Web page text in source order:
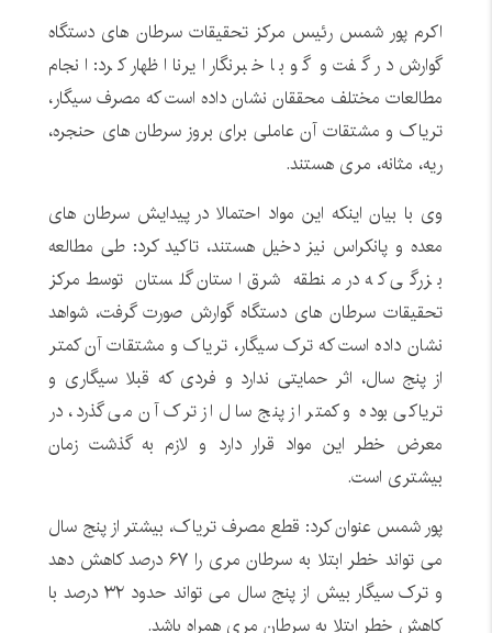
اکرم پور شمس رئیس مرکز تحقیقات سرطان های دستگاه
گوارش در گفت و گو با خبرنگار ایرنا اظهار کرد: انجام
مطالعات مختلف محققان نشان داده است که مصرف سیگار،
تریاک و مشتقات آن عاملی برای بروز سرطان های حنجره،
ریه، مثانه، مری هستند.
وی با بیان اینکه این مواد احتمالا در پیدایش سرطان های
معده و پانکراس نیز دخیل هستند، تاکید کرد: طی مطالعه
بزرگی که در منطقه شرق استان گلستان توسط مرکز
تحقیقات سرطان های دستگاه گوارش صورت گرفت، شواهد
نشان داده است که ترک سیگار، تریاک و مشتقات آن کمتر
از پنج سال، اثر حمایتی ندارد و فردی که قبلا سیگاری و
تریاکی بوده و کمتر از پنج سال از ترک آن می گذرد، در
معرض خطر این مواد قرار دارد و لازم به گذشت زمان
بیشتری است.
پور شمس عنوان کرد: قطع مصرف تریاک، بیشتر از پنج سال
می تواند خطر ابتلا به سرطان مری را ۶۷ درصد کاهش دهد
و ترک سیگار بیش از پنج سال می تواند حدود ۳۲ درصد با
کاهش خطر ابتلا به سرطان مری همراه باشد.